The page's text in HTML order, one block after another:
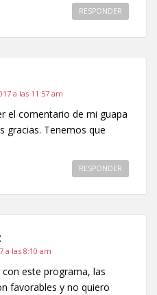
RESPONDER
a las 11:57 am
el comentario de mi guapa
gracias. Tenemos que
RESPONDER
a las 8:10 am
este programa, las
favorables y no quiero